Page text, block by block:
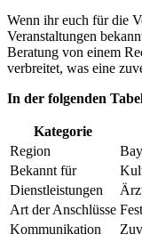
Wenn ihr euch für die
Veranstaltungen
Beratung von einem
verbreitet, was eine
In der folgenden
Kategorie
Region
Bekannt für
Dienstleistungen
Art der Anschlüsse
Kommunikation